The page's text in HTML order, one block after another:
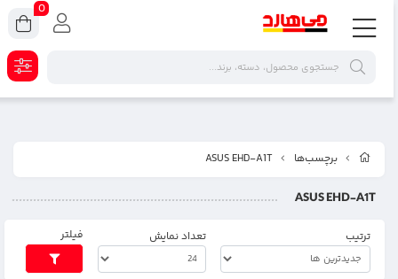
برچسب‌ها ASUS EHD-A1T
ASUS EHD-A1T
ترتیب تعداد نمایش فیلتر
0